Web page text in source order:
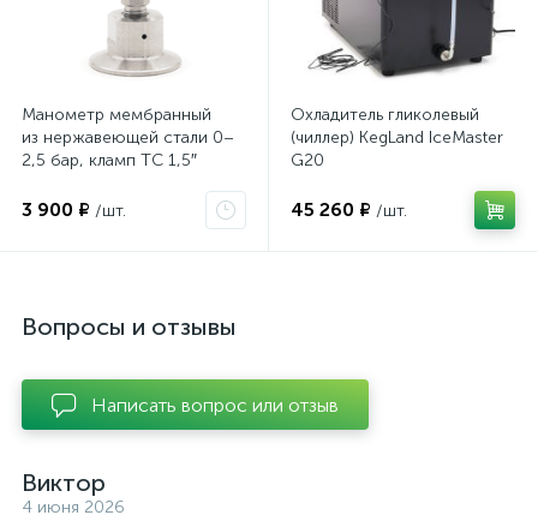
Манометр мембранный
из нержавеющей стали 0–
2,5 бар, кламп TC 1,5″
3 900 ₽ /шт.
Охладитель гликолевый
(чиллер) KegLand IceMaster
G20
45 260 ₽ /шт.
Вопросы и отзывы
Написать вопрос или отзыв
Виктор
4 июня 2026